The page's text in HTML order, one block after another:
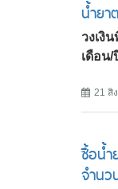
น้ำยา
วงเงิ
เดือน
21 สิ
ซื้อน้ำ
จำนว